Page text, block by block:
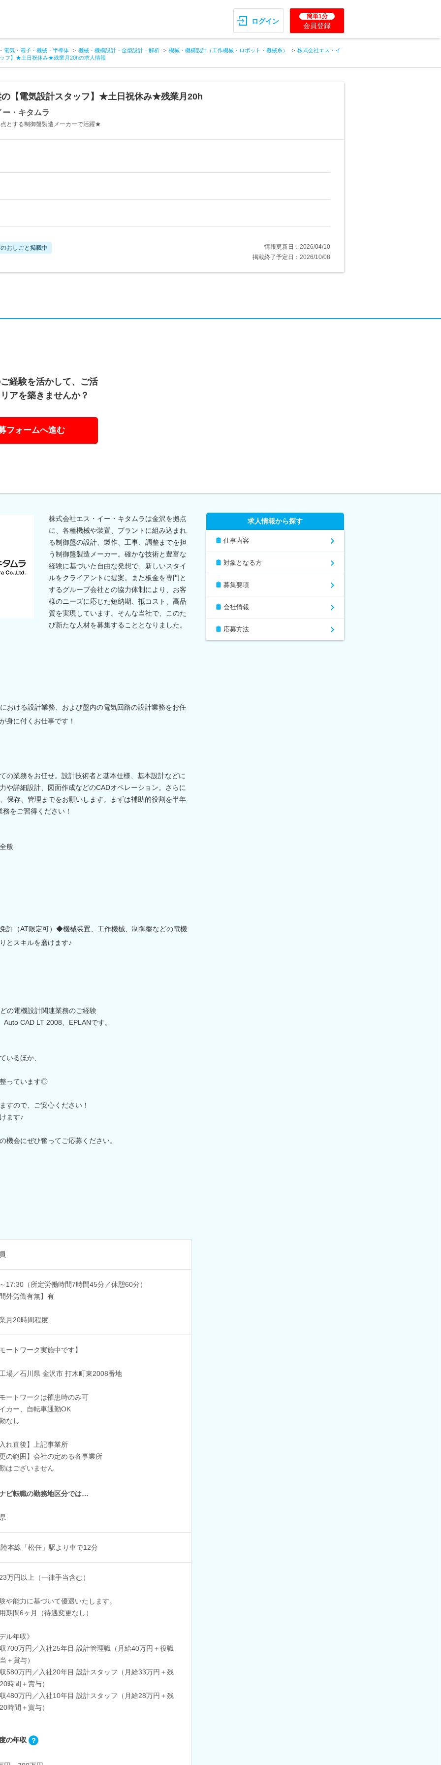
ログイン
簡単1分
会員登録
電気・電子・機械・半導体 機械・機構設計・金型設計・解析 機械・機構設計（工作機械・ロボット・機械系）
株式会社エス・イ
フ】★土日祝休み★残業月20hの求人情報
の【電気設計スタッフ】★土日祝休み★残業月20h
・キタムラ
とする制御盤製造メーカーで活躍★
おしごと掲載中
情報更新日：2026/04/10
掲載終了予定日：2026/10/08
経験を活かして、ご活
アを築きませんか？
フォームへ進む
株式会社エス・イー・キタムラは金沢を拠点
に、各種機械や装置、プラントに組み込まれ
る制御盤の設計、製作、工事、調整までを担
う制御盤製造メーカー。確かな技術と豊富な
経験に基づいた自由な発想で、新しいスタイ
ルをクライアントに提案。また板金を専門と
するグループ会社との協力体制により、お客
様のニーズに応じた短納期、抵コスト、高品
質を実現しています。そんな当社で、このた
び新たな人材を募集することとなりました。
おける設計業務、および盤内の電気回路の設計業務をお任
身に付くお仕事です！
の業務をお任せ。設計技術者と基本仕様、基本設計などに
や詳細設計、図面作成などのCADオペレーション。さらに
保存、管理までをお願いします。まずは補助的役割を半年
をご習得ください！
般
許（AT限定可）◆機械装置、工作機械、制御盤などの電機
スキルを磨けます♪
の電機設計関連業務のご経験
CAD LT 2008、EPLANです。
いるほか、
っています◎
すので、ご安心ください！
ます♪
機会にぜひ奮ってご応募ください。
17:30（所定労働時間7時間45分／休憩60分）
外労働有無】有
月20時間程度
ートワーク実施中です】
場／石川県 金沢市 打木町東2008番地
ートワークは罹患時のみ可
カー、自転車通勤OK
なし
れ直後】上記事業所
の範囲】会社の定める各事業所
はございません
ビ転職の勤務地区分では…
本線「松任」駅より車で12分
万円以上（一律手当含む）
や能力に基づいて優遇いたします。
期間6ヶ月（待遇変更なし）
ル年収》
700万円／入社25年目 設計管理職（月給40万円＋役職
＋賞与）
580万円／入社20年目 設計スタッフ（月給33万円＋残
時間＋賞与）
480万円／入社10年目 設計スタッフ（月給28万円＋残
時間＋賞与）
の年収
求人情報から探す
仕事内容
対象となる方
募集要項
会社情報
応募方法